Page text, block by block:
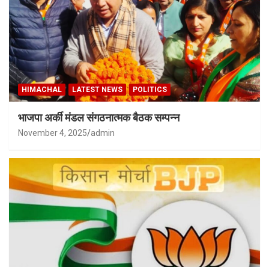
HIMACHAL LATEST NEWS POLITICS
भाजपा अर्की मंडल संगठनात्मक बैठक सम्पन्न
November 4, 2025 admin